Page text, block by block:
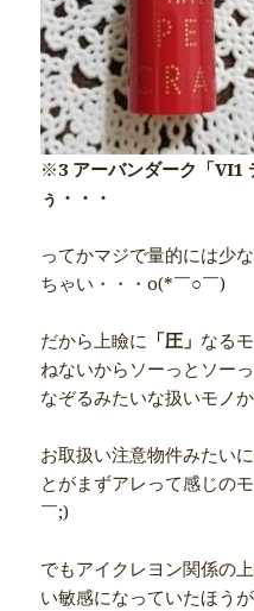
※3 アーバンダーク「VI1
ぅ・・・
ってかマジで量的には少
ちゃい・・・o(*￣○￣)ゝ
だから上瞼に 「圧」 なる
ねないからソーっとソー
なぞるみたいな扱いモノ
お取扱い注意物件みたい
とがまずアレって感じの
￣;)
でもアイクレヨン関係の
い敏感になっていたほう